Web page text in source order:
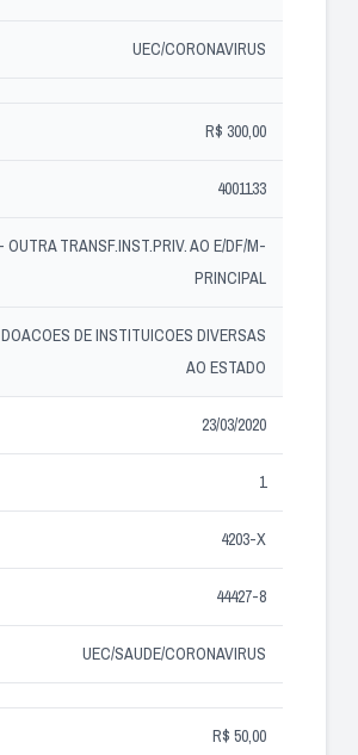
UEC/CORONAVIRUS
R$ 300,00
4001133
OUTRA TRANSF.INST.PRIV. AO E/DF/M-
PRINCIPAL
DE INSTITUICOES DIVERSAS
AO ESTADO
23/03/2020
1
4203-X
44427-8
UEC/SAUDE/CORONAVIRUS
R$ 50,00